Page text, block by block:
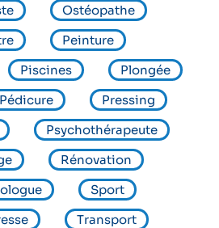
Ostéopathe
Peinture
Piscines
Plongée
Pressing
Psychothérapeute
Rénovation
Sport
Transport